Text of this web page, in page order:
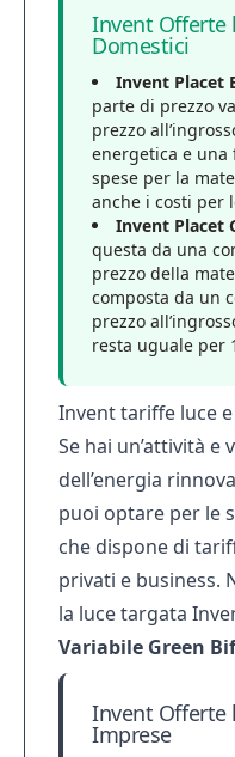
Invent Offerte
Domestici
Invent Placet
parte di prezzo
prezzo
energetica e una
spese per la
anche i costi per
Invent Placet
questa da una
prezzo della
composta da un
prezzo
resta uguale per
Invent tariffe luce
Se hai un’attività
dell’energia
puoi optare per le
che dispone di
privati e business.
la luce targata
Variabile Green
Invent Offerte
Imprese